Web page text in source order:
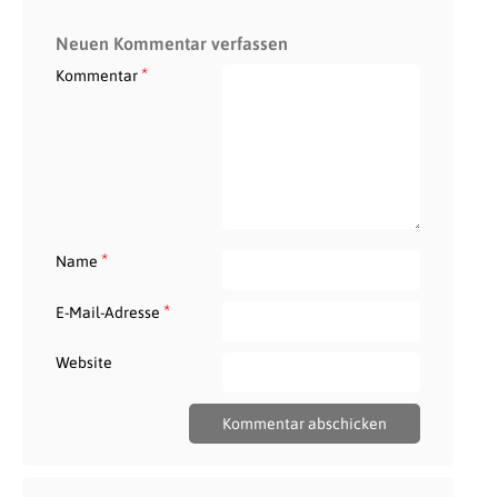
Neuen Kommentar verfassen
Kommentar*
Name *
E-Mail-Adresse *
Website